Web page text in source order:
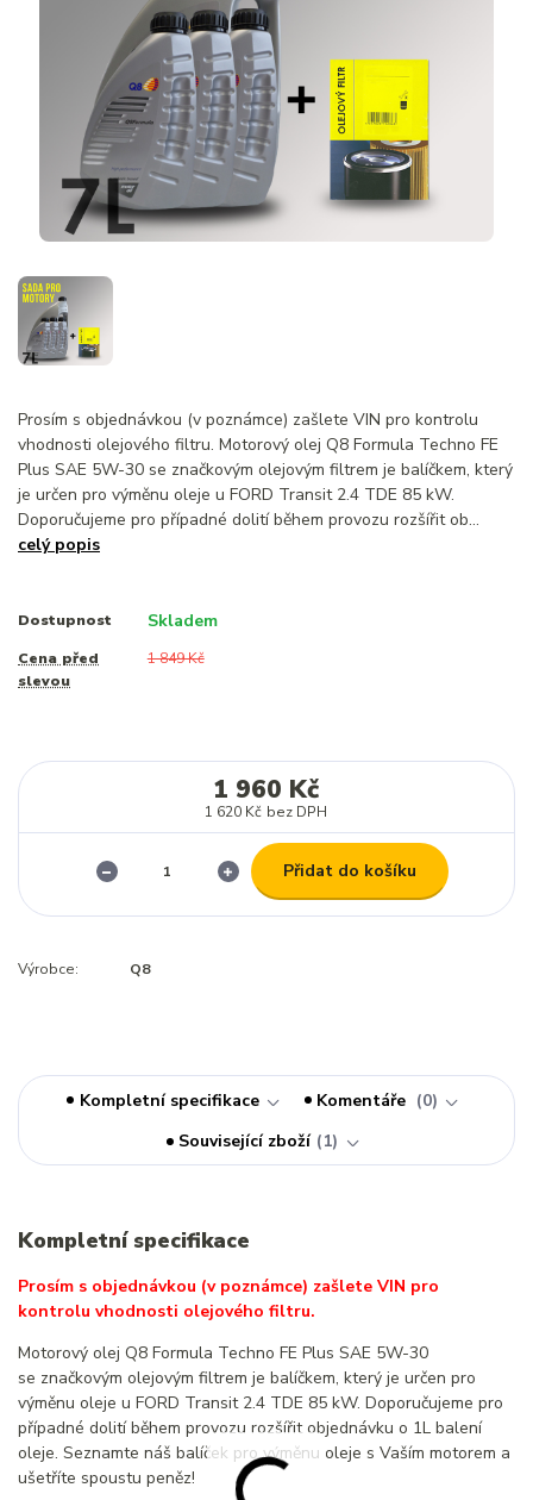
Prosím s objednávkou (v poznámce) zašlete VIN pro kontrolu
vhodnosti olejového filtru. Motorový olej Q8 Formula Techno FE
Plus SAE 5W-30 se značkovým olejovým filtrem je balíčkem, který
je určen pro výměnu oleje u FORD Transit 2.4 TDE 85 kW.
Doporučujeme pro případné dolití během provozu rozšířit ob...
celý popis
Dostupnost Skladem
Cena před
slevou
1 849 Kč
1 960 Kč
1 620 Kč bez DPH
Přidat do košíku
Výrobce: Q8
Kompletní specifikace Komentáře
0
Související zboží
1
Kompletní specifikace
Prosím s objednávkou (v poznámce) zašlete VIN pro
kontrolu vhodnosti olejového filtru.
Motorový olej Q8 Formula Techno FE Plus SAE 5W-30
se značkovým olejovým filtrem je balíčkem, který je určen pro
výměnu oleje u FORD Transit 2.4 TDE 85 kW. Doporučujeme pro
případné dolití během provozu rozšířit objednávku o 1L balení
oleje. Seznamte náš balíček pro výměnu oleje s Vaším motorem a
ušetříte spoustu peněz!